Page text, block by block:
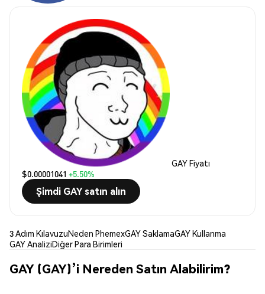
GAY Fiyatı
$0.00001041 +5.50%
Şimdi GAY satın alın
3 Adım KılavuzuNeden PhemexGAY SaklamaGAY Kullanma
GAY AnaliziDiğer Para Birimleri
GAY (GAY)’i Nereden Satın Alabilirim?